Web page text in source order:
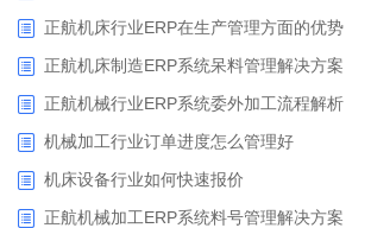
正航机床行业ERP在生产管理方面的优势
正航机床制造ERP系统呆料管理解决方案
正航机械行业ERP系统委外加工流程解析
机械加工行业订单进度怎么管理好
​机床设备行业如何快速报价
正航机械加工ERP系统料号管理解决方案